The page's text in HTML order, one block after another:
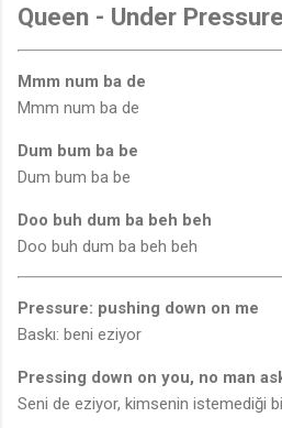
Queen - Under
Mmm num ba de
Mmm num ba de
Dum bum ba be
Dum bum ba be
Doo buh dum ba beh beh
Doo buh dum ba beh beh
Pressure: pushing down on me
Baskı: beni eziyor
Pressing down on you, no man
Seni de eziyor, kimsenin istemediği